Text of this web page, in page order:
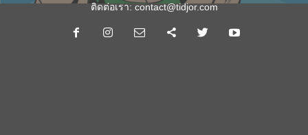
ติดต่อเรา: contact@tidjor.com